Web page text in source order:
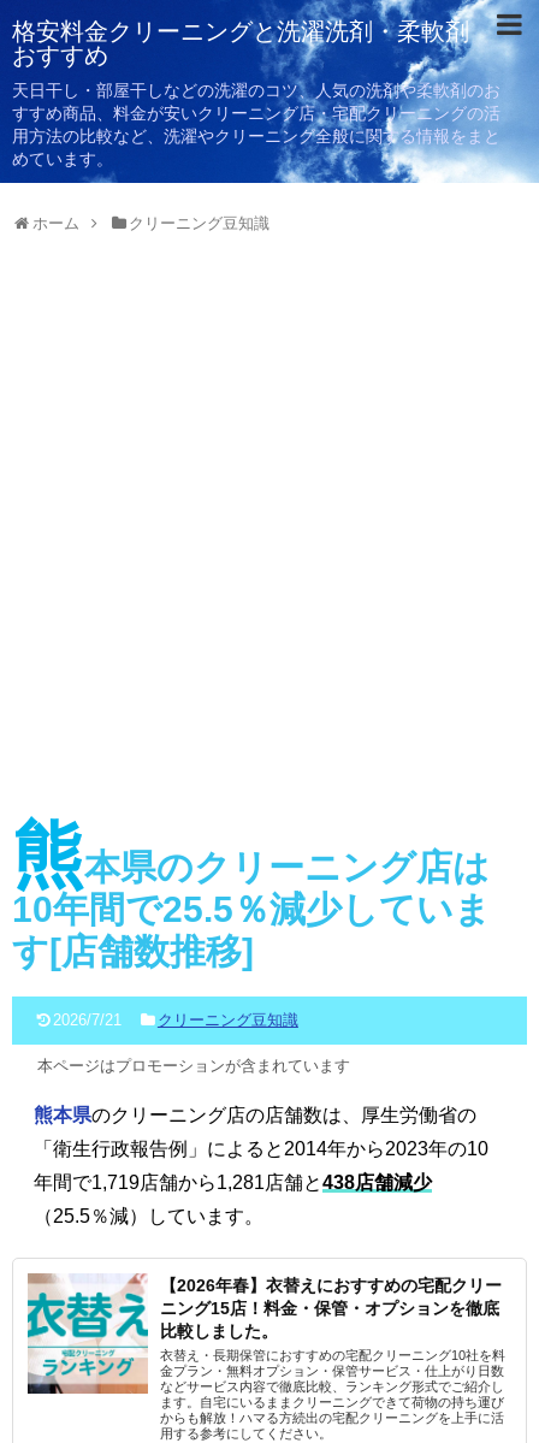
格安料金クリーニングと洗濯洗剤・柔軟剤
おすすめ
天日干し・部屋干しなどの洗濯のコツ、人気の洗剤や柔軟剤のお
すすめ商品、料金が安いクリーニング店・宅配クリーニングの活
用方法の比較など、洗濯やクリーニング全般に関する情報をまと
めています。
ホーム クリーニング豆知識
熊本県のクリーニング店は
10年間で25.5％減少していま
す[店舗数推移]
2026/7/21 クリーニング豆知識
本ページはプロモーションが含まれています
熊本県のクリーニング店の店舗数は、厚生労働省の
「衛生行政報告例」によると2014年から2023年の10
年間で1,719店舗から1,281店舗と438店舗減少
（25.5％減）しています。
【2026年春】衣替えにおすすめの宅配クリー
ニング15店！料金・保管・オプションを徹底
比較しました。
衣替え・長期保管におすすめの宅配クリーニング10社を料
金プラン・無料オプション・保管サービス・仕上がり日数
などサービス内容で徹底比較、ランキング形式でご紹介し
ます。自宅にいるままクリーニングできて荷物の持ち運び
からも解放！ハマる方続出の宅配クリーニングを上手に活
用する参考にしてください。